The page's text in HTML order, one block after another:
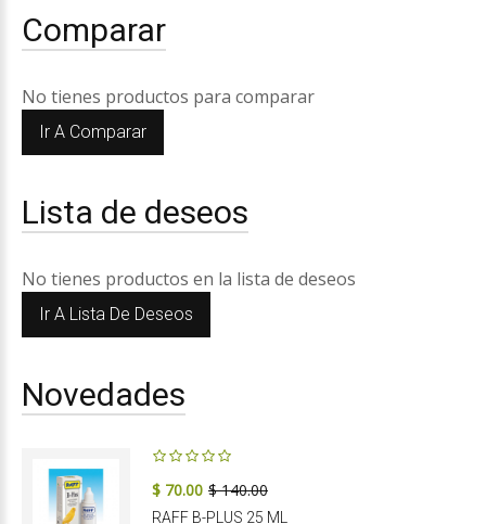
Comparar
No tienes productos para comparar
Ir A Comparar
Lista de deseos
No tienes productos en la lista de deseos
Ir A Lista De Deseos
Novedades
$ 70.00 $ 140.00
RAFF B-PLUS 25 ML